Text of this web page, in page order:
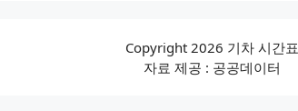
Copyright 2026 기차 시간표
자료 제공 : 공공데이터